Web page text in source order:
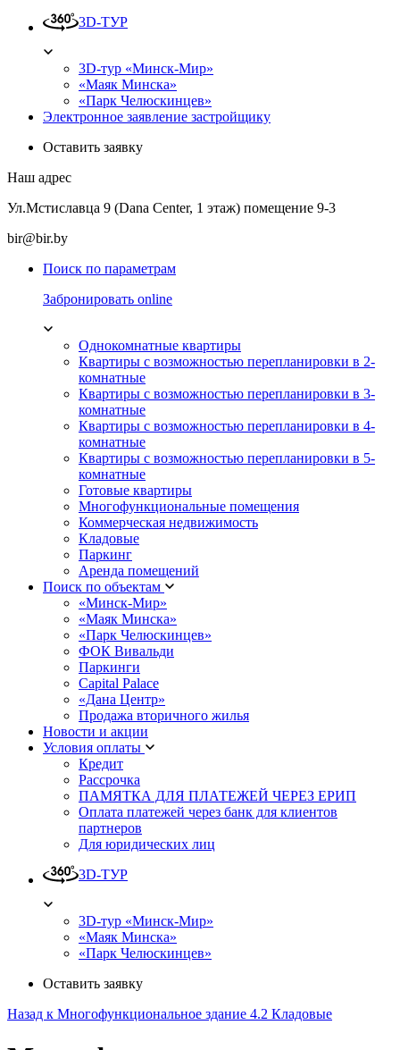
3D-ТУР
3D-тур «Минск-Мир»
«Маяк Минска»
«Парк Челюскинцев»
Электронное заявление застройщику
Оставить заявку
Наш адрес
Ул.Мстиславца 9 (Dana Center, 1 этаж) помещение 9-3
bir@bir.by
Поиск по параметрам
Забронировать online
Однокомнатные квартиры
Квартиры с возможностью перепланировки в 2-
комнатные
Квартиры с возможностью перепланировки в 3-
комнатные
Квартиры с возможностью перепланировки в 4-
комнатные
Квартиры с возможностью перепланировки в 5-
комнатные
Готовые квартиры
Многофункциональные помещения
Коммерческая недвижимость
Кладовые
Паркинг
Аренда помещений
Поиск по объектам
«Минск-Мир»
«Маяк Минска»
«Парк Челюскинцев»
ФОК Вивальди
Паркинги
Capital Palace
«Дана Центр»
Продажа вторичного жилья
Новости и акции
Условия оплаты
Кредит
Рассрочка
ПАМЯТКА ДЛЯ ПЛАТЕЖЕЙ ЧЕРЕЗ ЕРИП
Оплата платежей через банк для клиентов
партнеров
Для юридических лиц
3D-ТУР
3D-тур «Минск-Мир»
«Маяк Минска»
«Парк Челюскинцев»
Оставить заявку
Назад к Многофункциональное здание 4.2 Кладовые